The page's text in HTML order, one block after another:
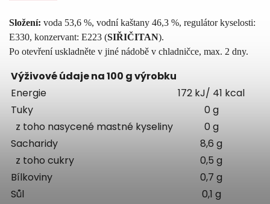
Složení: voda 53,6 %, vodní kaštany 46,3 %, regulátor kyselosti:
E330, konzervant: E223 (SIŘIČITAN).
Po otevření uskladněte v jiné nádobě v chladničce, max. 2 dny.
Výživové údaje na 100 g výrobku
Energie
172 kJ/ 41 kcal
Tuky
0 g
z toho nasycené mastné kyseliny
0 g
Sacharidy
8,6 g
z toho cukry
0,5 g
Bílkoviny
0,7 g
Sůl
0,1 g